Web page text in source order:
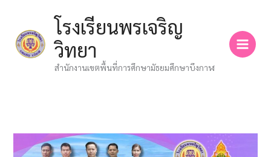
content
โรงเรียนพรเจริญ
วิทยา
สำนักงานเขตพื้นที่การศึกษามัธยมศึกษาบึงกาฬ